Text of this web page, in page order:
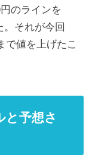
のラインを
それが今回
で値を上げたこ
予想さ